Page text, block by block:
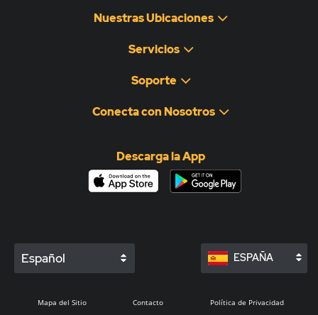
Nuestras Ubicaciones
Servicios
Soporte
Conecta con Nosotros
Descarga la App
Español ESPAÑA
Mapa del Sitio Contacto Política de Privacidad